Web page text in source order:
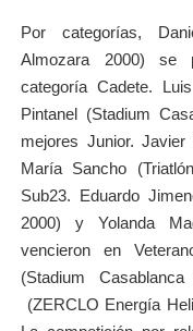
Por categorías,
Almozara 2000) se
categoría Cadete.
Pintanel (Stadium
mejores Junior.
María Sancho
Sub23. Eduardo
2000) y Yolanda
vencieron en
(Stadium
(ZERCLO Energía